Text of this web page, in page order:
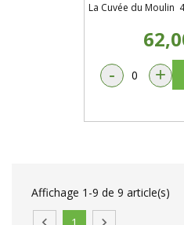
La Cuvée du Moulin
- +
Affichage 1-9 de 9 article(s)